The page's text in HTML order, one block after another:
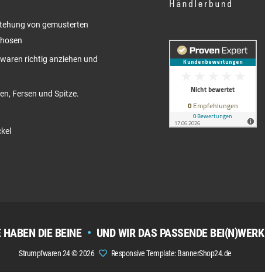
von gemusterten
richtig anziehen und
Fersen und Spitze.
HABEN DIE BEINE • UND WIR DAS PASSENDE BEI(N)WERK
Strumpfwaren 24 © 2026 Responsive Template: BannerShop24.de